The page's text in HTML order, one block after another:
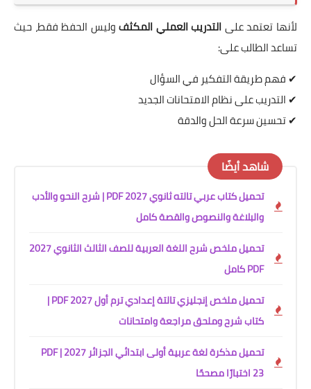
لأنها تعتمد علىالتدريب العملي المكثفوليس الحفظ فقط، حيث
تساعد الطالب على:
✔ فهم طريقة التفكير في السؤال
✔ التدريب على نظام الامتحانات الجديد
✔ تحسين سرعة الحل والدقة
شاهد أيضًا
تحميل كتاب عربي تالته ثانوي 2027 PDF | شرح النحو والأدب
والبلاغة والنصوص والقصة كامل
تحميل ملخص شرح اللغة العربية للصف الثالث الثانوي 2027
PDF كامل
تحميل ملخص إنجليزي تالتة إعدادي ترم أول 2027 PDF |
كتاب شرح وملحق مراجعة وامتحانات
تحميل مذكرة لغة عربية أولى ابتدائي الجزائر 2027 PDF |
23 اختبارًا مصححًا